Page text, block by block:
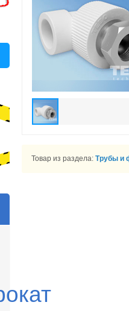
Товар из раздела: Трубы и